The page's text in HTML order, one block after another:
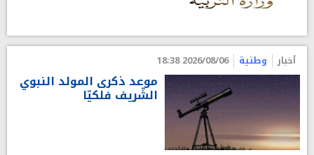
أخبار وطنية 2026/08/06 18:38
موعد ذكرى المولد النبوي
الشّريف فلكيّا